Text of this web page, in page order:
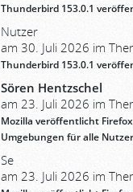
Thunderbird 153.0.1
Nutzer
am 30. Juli 2026 im
Thunderbird 153.0.1
Sören Hentzschel
am 23. Juli 2026 im
Mozilla veröffentlicht
Umgebungen für alle Nutzer
Se
am 23. Juli 2026 im